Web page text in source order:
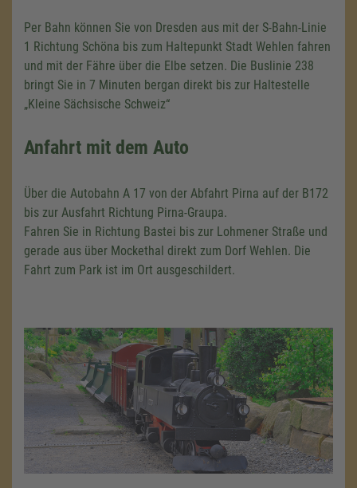
Per Bahn können Sie von Dresden aus mit der S-Bahn-Linie
1 Richtung Schöna bis zum Haltepunkt Stadt Wehlen fahren
und mit der Fähre über die Elbe setzen. Die Buslinie 238
bringt Sie in 7 Minuten bergan direkt bis zur Haltestelle
„Kleine Sächsische Schweiz“
Anfahrt mit dem Auto
Über die Autobahn A 17 von der Abfahrt Pirna auf der B172
bis zur Ausfahrt Richtung Pirna-Graupa.
Fahren Sie in Richtung Bastei bis zur Lohmener Straße und
gerade aus über Mockethal direkt zum Dorf Wehlen. Die
Fahrt zum Park ist im Ort ausgeschildert.